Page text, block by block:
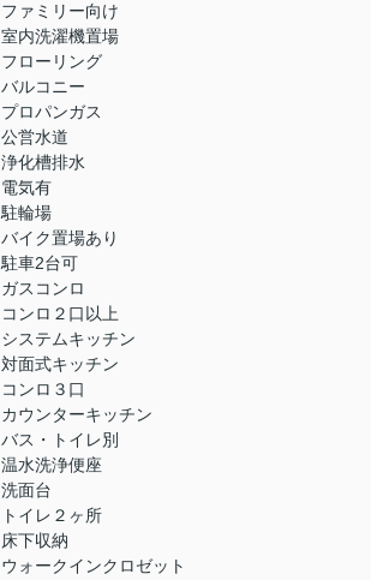
ファミリー向け
室内洗濯機置場
フローリング
バルコニー
プロパンガス
公営水道
浄化槽排水
電気有
駐輪場
バイク置場あり
駐車2台可
ガスコンロ
コンロ２口以上
システムキッチン
対面式キッチン
コンロ３口
カウンターキッチン
バス・トイレ別
温水洗浄便座
洗面台
トイレ２ヶ所
床下収納
ウォークインクロゼット